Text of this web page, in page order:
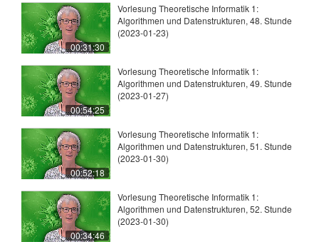
00:31:30
Vorlesung Theoretische Informatik 1:
Algorithmen und Datenstrukturen, 48. Stunde
(2023-01-23)
00:54:25
Vorlesung Theoretische Informatik 1:
Algorithmen und Datenstrukturen, 49. Stunde
(2023-01-27)
00:52:18
Vorlesung Theoretische Informatik 1:
Algorithmen und Datenstrukturen, 51. Stunde
(2023-01-30)
00:34:46
Vorlesung Theoretische Informatik 1:
Algorithmen und Datenstrukturen, 52. Stunde
(2023-01-30)